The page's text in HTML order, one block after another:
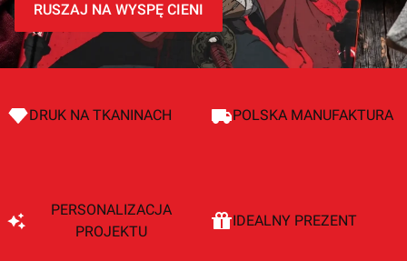
RUSZAJ NA WYSPĘ CIENI
DRUK NA TKANINACH POLSKA MANUFAKTURA
PERSONALIZACJA
PROJEKTU
IDEALNY PREZENT